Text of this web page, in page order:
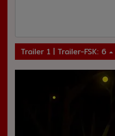
Trailer 1 | Trailer-FSK: 6